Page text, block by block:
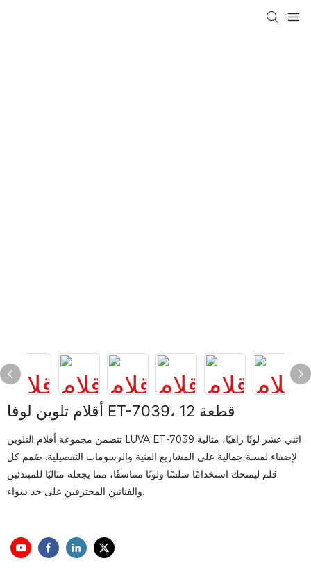
أقلام تلوين لوفا ET-7039، 12 قطعة
تتضمن مجموعة أقلام التلوين LUVA ET-7039 اثني عشر لونًا زاهيًا، مثالية
لإضفاء لمسة جمالية على المشاريع الفنية والرسومات التفصيلية. صُمم كل
قلم ليمنحك استخدامًا سلسًا ولونًا متناسقًا، مما يجعله مثاليًا للمبتدئين
والفنانين المحترفين على حد سواء.